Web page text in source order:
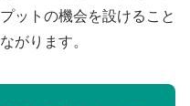
ットの機会を設けること
がります。